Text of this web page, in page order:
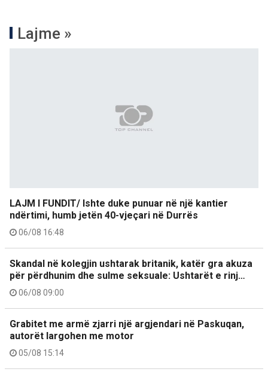
Lajme »
LAJM I FUNDIT/ Ishte duke punuar në një kantier
ndërtimi, humb jetën 40-vjeçari në Durrës
06/08 16:48
Skandal në kolegjin ushtarak britanik, katër gra akuza
për përdhunim dhe sulme seksuale: Ushtarët e rinj…
06/08 09:00
Grabitet me armë zjarri një argjendari në Paskuqan,
autorët largohen me motor
05/08 15:14